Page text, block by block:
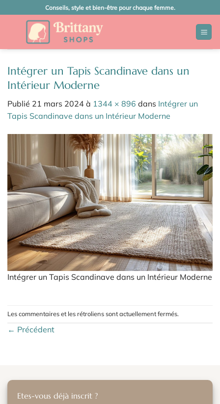
au
Conseils, style et bien-être pour chaque femme.
Intégrer un Tapis Scandinave dans un
Intérieur Moderne
Publié 21 mars 2024 à 1344 × 896 dans Intégrer un
Tapis Scandinave dans un Intérieur Moderne
Intégrer un Tapis Scandinave dans un Intérieur Moderne
Les commentaires et les rétroliens sont actuellement fermés.
← Précédent
Etes-vous déjà inscrit ?